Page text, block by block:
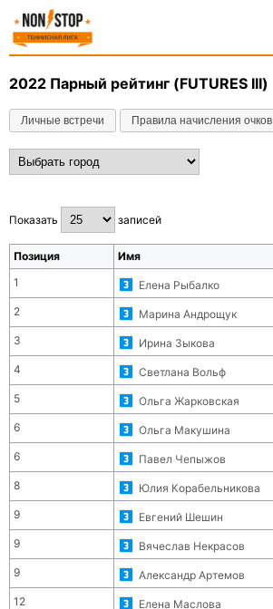
2022 Парный рейтинг (FUTURES III)
Личные встречи Правила начисления очков
Показать записей
Позиция Имя
1
Елена Рыбалко
2
Марина Андрощук
3 Ирина Зыкова
4
Светлана Вольф
5
Ольга Жарковская
6 Ольга Макушина
6
Павел Чепыжов
8
Юлия Корабельникова
9 Евгений Шешин
9 Вячеслав Некрасов
9 Александр Артемов
12 Елена Маслова